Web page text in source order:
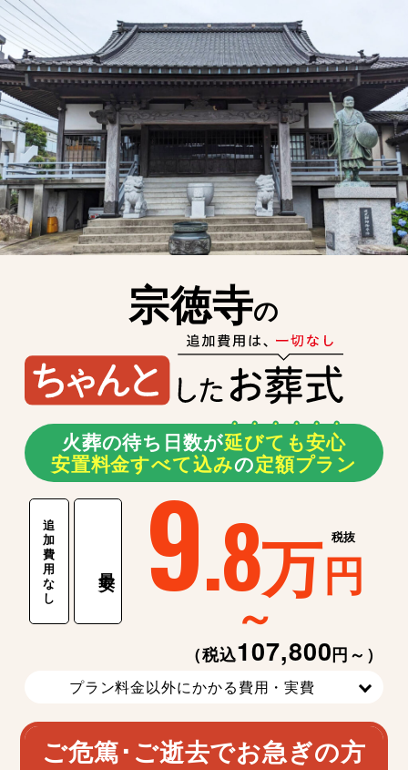
宗徳寺の
火葬の待ち日数が延びて も安心
安置料金すべて込みの定額プラン
追
加
費
用
な
し
9.8万円
税抜
～
（税込107,800円～）
プラン料金以外にかかる費用・実費
ご危篤･ご逝去でお急ぎの方